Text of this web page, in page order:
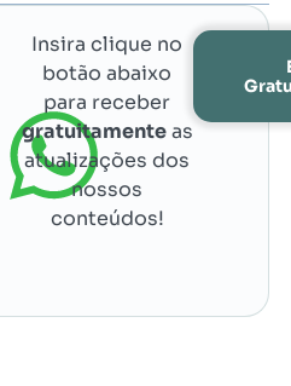
Insira clique no
botão abaixo
para receber
gratuitamenteas
atualizações dos
nossos
conteúdos!